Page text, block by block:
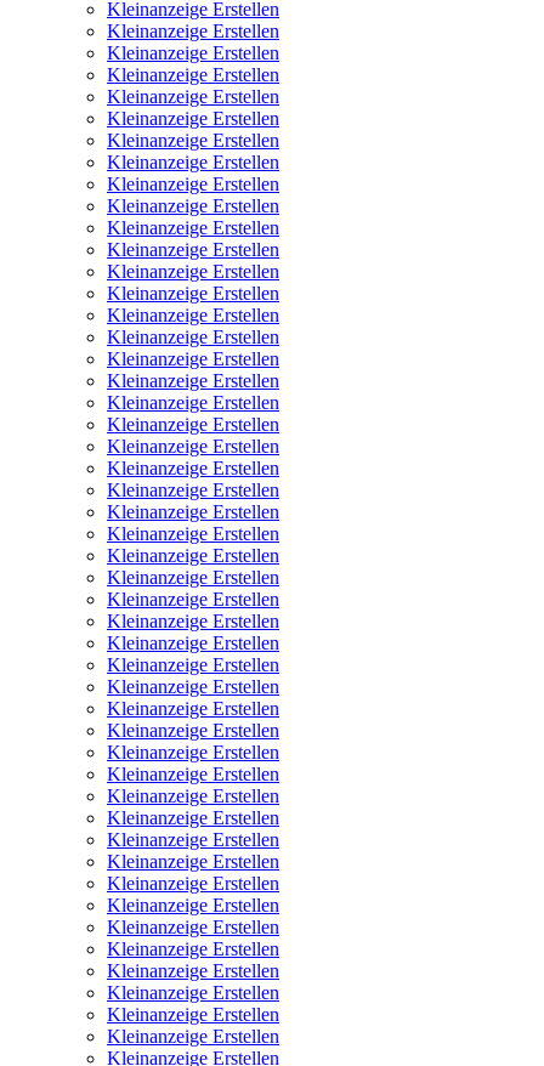
Kleinanzeige Erstellen
Kleinanzeige Erstellen
Kleinanzeige Erstellen
Kleinanzeige Erstellen
Kleinanzeige Erstellen
Kleinanzeige Erstellen
Kleinanzeige Erstellen
Kleinanzeige Erstellen
Kleinanzeige Erstellen
Kleinanzeige Erstellen
Kleinanzeige Erstellen
Kleinanzeige Erstellen
Kleinanzeige Erstellen
Kleinanzeige Erstellen
Kleinanzeige Erstellen
Kleinanzeige Erstellen
Kleinanzeige Erstellen
Kleinanzeige Erstellen
Kleinanzeige Erstellen
Kleinanzeige Erstellen
Kleinanzeige Erstellen
Kleinanzeige Erstellen
Kleinanzeige Erstellen
Kleinanzeige Erstellen
Kleinanzeige Erstellen
Kleinanzeige Erstellen
Kleinanzeige Erstellen
Kleinanzeige Erstellen
Kleinanzeige Erstellen
Kleinanzeige Erstellen
Kleinanzeige Erstellen
Kleinanzeige Erstellen
Kleinanzeige Erstellen
Kleinanzeige Erstellen
Kleinanzeige Erstellen
Kleinanzeige Erstellen
Kleinanzeige Erstellen
Kleinanzeige Erstellen
Kleinanzeige Erstellen
Kleinanzeige Erstellen
Kleinanzeige Erstellen
Kleinanzeige Erstellen
Kleinanzeige Erstellen
Kleinanzeige Erstellen
Kleinanzeige Erstellen
Kleinanzeige Erstellen
Kleinanzeige Erstellen
Kleinanzeige Erstellen
Kleinanzeige Erstellen